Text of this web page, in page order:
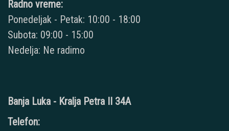
Radno vreme:
Ponedeljak - Petak: 10:00 - 18:00
Subota: 09:00 - 15:00
Nedelja: Ne radimo
Banja Luka - Kralja Petra II 34A
Telefon: